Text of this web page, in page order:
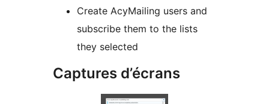
Create AcyMailing users and
subscribe them to the lists
they selected
Captures d’écrans